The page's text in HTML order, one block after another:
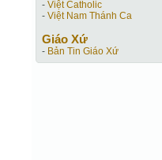
- Việt Catholic
- Việt Nam Thánh Ca
Giáo Xứ
- Bản Tin Giáo Xứ